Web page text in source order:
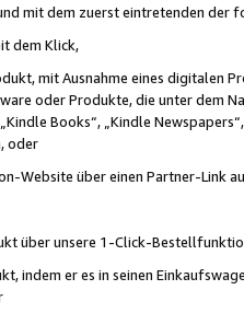
mit dem zuerst eintretenden der
dem Klick,
mit Ausnahme eines digitalen
oder Produkte, die unter dem
Books“, „Kindle
oder
Website über einen Partner-Link
über unsere 1-Click-
indem er es in seinen